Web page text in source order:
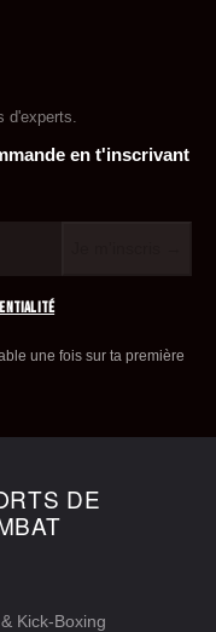
d'experts.
en t'inscrivant
une fois sur ta première
DE
Kick-Boxing